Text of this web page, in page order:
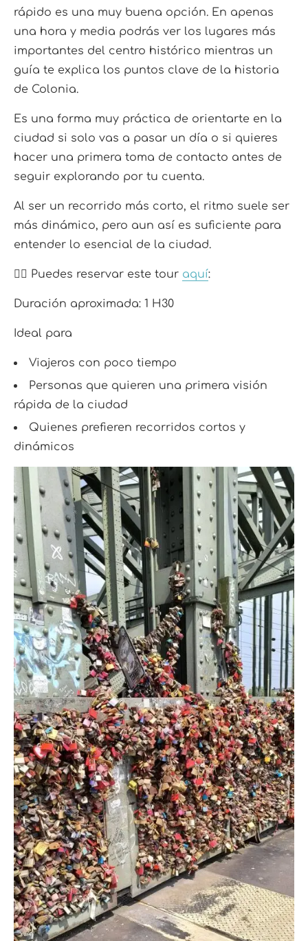
rápido es una muy buena opción. En apenas
una hora y media podrás ver los lugares más
importantes del centro histórico mientras un
guía te explica los puntos clave de la historia
de Colonia.
Es una forma muy práctica de orientarte en la
ciudad si solo vas a pasar un día o si quieres
hacer una primera toma de contacto antes de
seguir explorando por tu cuenta.
Al ser un recorrido más corto, el ritmo suele ser
más dinámico, pero aun así es suficiente para
entender lo esencial de la ciudad.
👉🏼 Puedes reservar este tour aquí:
Duración aproximada: 1 H30
Ideal para
Viajeros con poco tiempo
Personas que quieren una primera visión
rápida de la ciudad
Quienes prefieren recorridos cortos y
dinámicos